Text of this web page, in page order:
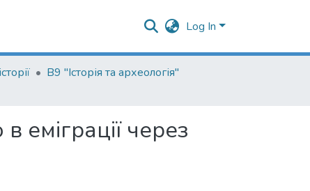
Log In
В9 "Історія та археологія"
еміграції через